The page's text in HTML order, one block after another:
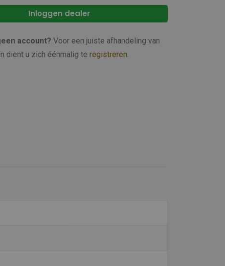
Inloggen dealer
account? Voor een juiste afhandeling van
dient u zich éénmalig te registreren.